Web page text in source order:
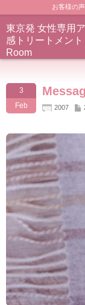
お客様の
東京発 女性専用
感トリートメン
Room
3
Feb
2007